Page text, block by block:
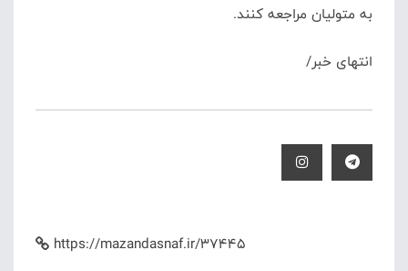
به متولیان مراجعه کنند.
انتهای خبر/
https://mazandasnaf.ir/37445